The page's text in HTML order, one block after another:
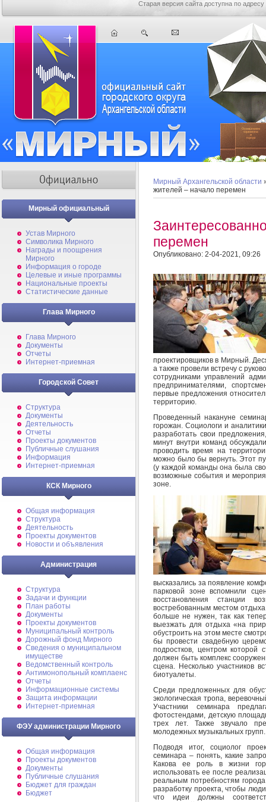
Старая версия сайта доступна по адресу
Мирный официальный
Устав Мирного
Символика Мирного
Награды и поощрения
Мирного
Информация о городе
Целевые и иные программы
Национальные проекты
Статистические данные
Глава Мирного
Глава Мирного
Документы
Отчеты
Интернет-приемная
Городской Совет
Структура
Документы
Деятельность
Отчеты
Проекты документов
Публичные слушания
Информация
Интернет-приемная
КСК Мирного
Общая информация
Структура
Деятельность
Проекты документов
Новости и объявления
Администрация
Структура
Задачи и функции
План работы
Документы
Проекты документов
Муниципальный контроль
Дорожный фонд Мирного
Cведения о муниципальном
имуществе
Ведомственный контроль
Антимонопольный комплаенс
Отчеты
Информационные системы
Защита информации
Интернет-приемная
ФЭУ администрации Мирного
Общая информация
Проекты документов
Документы
Публичные слушания
Бюджет для граждан
Бюджет
Мирный Архангельской области
жителей – начало перемен
перемен
Опубликовано: 2-04-2021, 09:26
проектировщиков в Мирный.
а также провели встречу с
сотрудниками управлений
предпринимателями,
первые предложения
территорию.
Проведенный накануне
горожан. Социологи и
разработать свои
минут внутри команд
проводить время на
можно было бы вернуть. Этот
(у каждой команды она была
возможные события и
зоне.
высказались за появление
парковой зоне вспомнили
восстановления станции
востребованным местом
больше не нужен, так как
выезжать для отдыха «на
обустроить на этом месте
бы провести свадебную
подростков, центром
должен быть комплекс
сцена. Несколько участников
биотуалеты.
Среди предложенных для
экологическая тропа,
Участники семинара
фотостендами, детскую
трех лет. Также звучало
молодежных музыкальных групп.
Подводя итог, социолог
семинара – понять, какие
Какова ее роль в жизни
использовать ее после
реальным потребностям
разработку проекта, чтобы
что идеи должны